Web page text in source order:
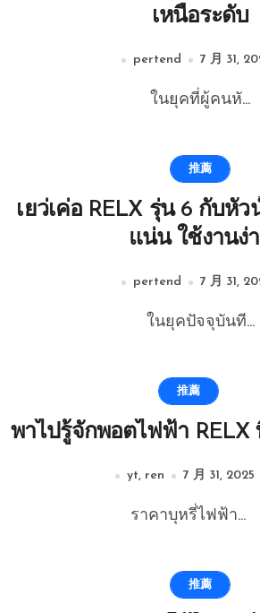
เหนือระดับ
pertend 7 月 31,
ในยุคที่ผู้คนหั...
推薦
เยว่เค่อ RELX รุ่น 6 กับหั
แน่น ใช้งานง่
pertend 7 月 31,
ในยุคปัจจุบันที...
推薦
พาไปรู้จักพอตไฟฟ้า RELX
yt, ren 7 月 31, 2025
ราคาบุหรี่ไฟฟ้า...
推薦